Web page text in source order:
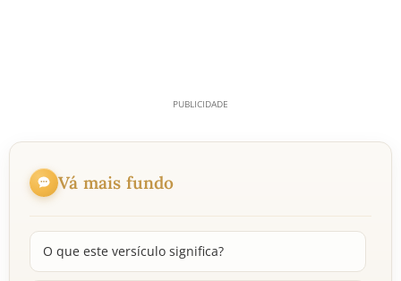
Vá mais fundo
O que este versículo significa?